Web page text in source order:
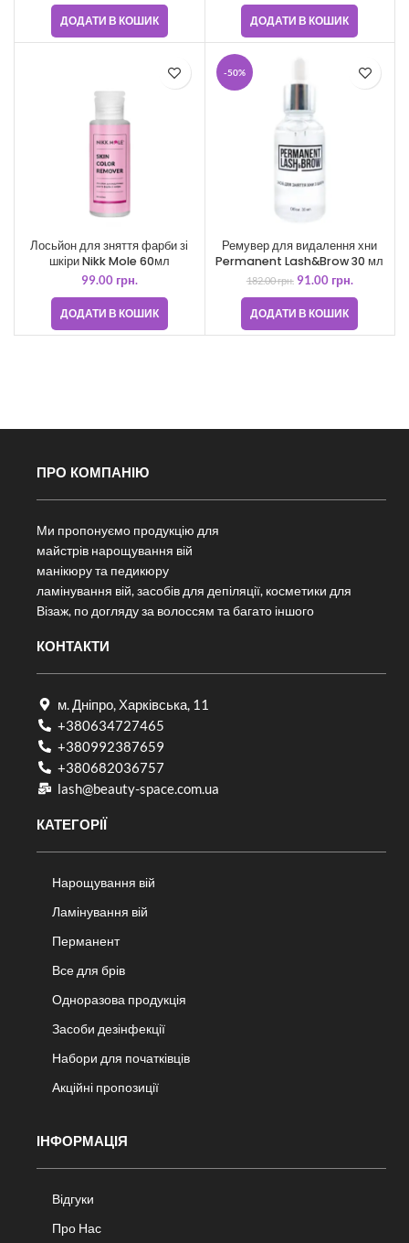
ДОДАТИ В КОШИК ДОДАТИ В КОШИК
Лосьйон для зняття фарби зі
шкіри Nikk Mole 60мл
99.00 грн.
ДОДАТИ В КОШИК
-50%
Ремувер для видалення хни
Permanent Lash&Brow 30 мл
182.00грн. 91.00 грн.
ДОДАТИ В КОШИК
ПРО КОМПАНІЮ
Ми пропонуємо продукцію для
майстрів нарощування вій
манікюру та педикюру
ламінування вій, засобів для депіляції, косметики для
Візаж, по догляду за волоссям та багато іншого
КОНТАКТИ
м. Дніпро, Харківська, 11
+380634727465
+380992387659
+380682036757​
lash@beauty-space.com.ua
КАТЕГОРІЇ
Нарощування вій
Ламінування вій
Перманент
Все для брів
Одноразова продукція
Засоби дезінфекції
Набори для початківців
Акційні пропозиції
ІНФОРМАЦІЯ
Відгуки
Про Нас